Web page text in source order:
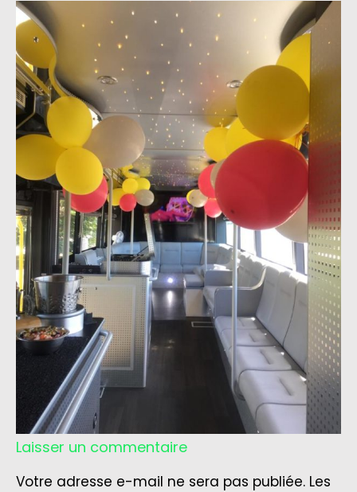
Laisser un commentaire
Votre adresse e-mail ne sera pas publiée. Les